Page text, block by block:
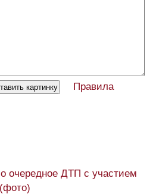
Правила
очередное ДТП с участием